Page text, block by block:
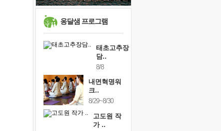
유년 시절의 부산 영도 바다
못된 꼰대들
거울 속의 나
옹달샘 프로그램
태초고추장
담..
8/8
내면혁명워
크..
8/29~8/30
고도원 작
가 ..